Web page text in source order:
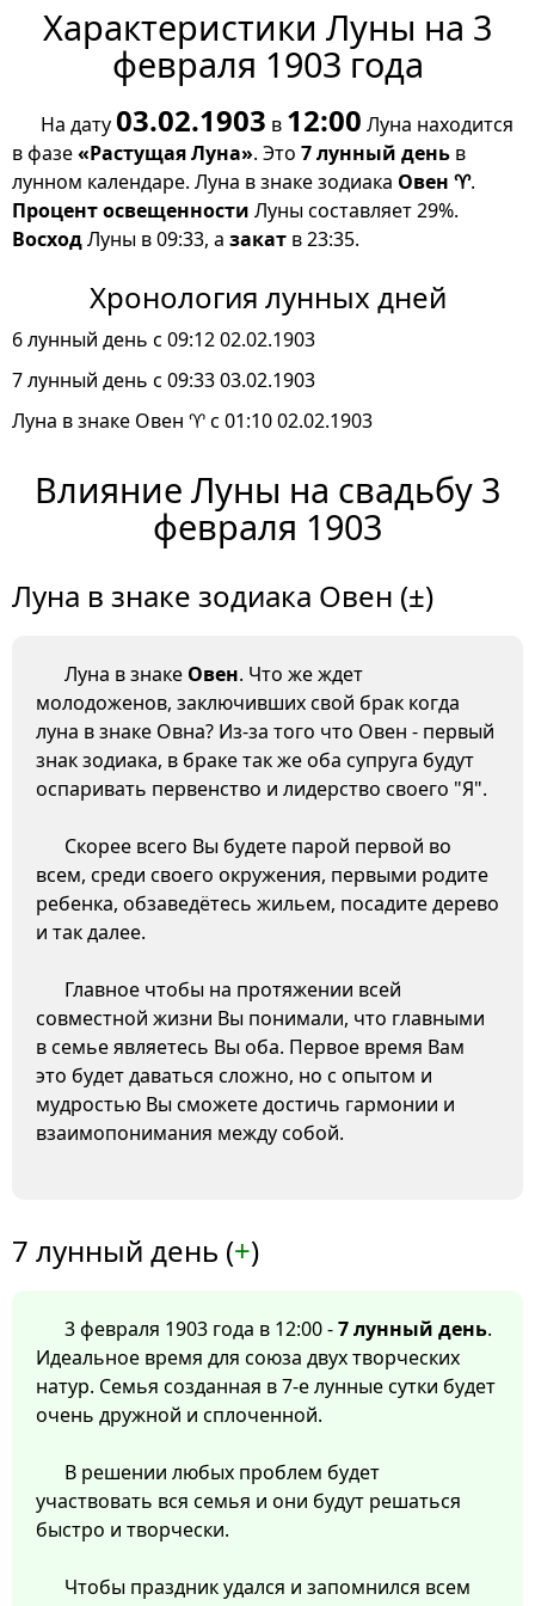
Характеристики Луны на 3
февраля 1903 года
На дату03.02.1903 в 12:00 Луна находится
в фазе«Растущая Луна». Это 7 лунный день в
лунном календаре. Луна в знаке зодиака Овен ♈.
Процент освещенности Луны составляет 29%.
ВосходЛуны в 09:33, а закат в 23:35.
Хронология лунных дней
6 лунный день с 09:12 02.02.1903
7 лунный день с 09:33 03.02.1903
Луна в знаке Овен ♈ с 01:10 02.02.1903
Влияние Луны на свадьбу 3
февраля 1903
Луна в знаке зодиака Овен (±)
Луна в знаке Овен. Что же ждет
молодоженов, заключивших свой брак когда
луна в знаке Овна? Из-за того что Овен - первый
знак зодиака, в браке так же оба супруга будут
оспаривать первенство и лидерство своего "Я".
Скорее всего Вы будете парой первой во
всем, среди своего окружения, первыми родите
ребенка, обзаведётесь жильем, посадите дерево
и так далее.
Главное чтобы на протяжении всей
совместной жизни Вы понимали, что главными
в семье являетесь Вы оба. Первое время Вам
это будет даваться сложно, но с опытом и
мудростью Вы сможете достичь гармонии и
взаимопонимания между собой.
7 лунный день (+)
3 февраля 1903 года в 12:00 -7 лунный день.
Идеальное время для союза двух творческих
натур. Семья созданная в 7-е лунные сутки будет
очень дружной и сплоченной.
В решении любых проблем будет
участвовать вся семья и они будут решаться
быстро и творчески.
Чтобы праздник удался и запомнился всем